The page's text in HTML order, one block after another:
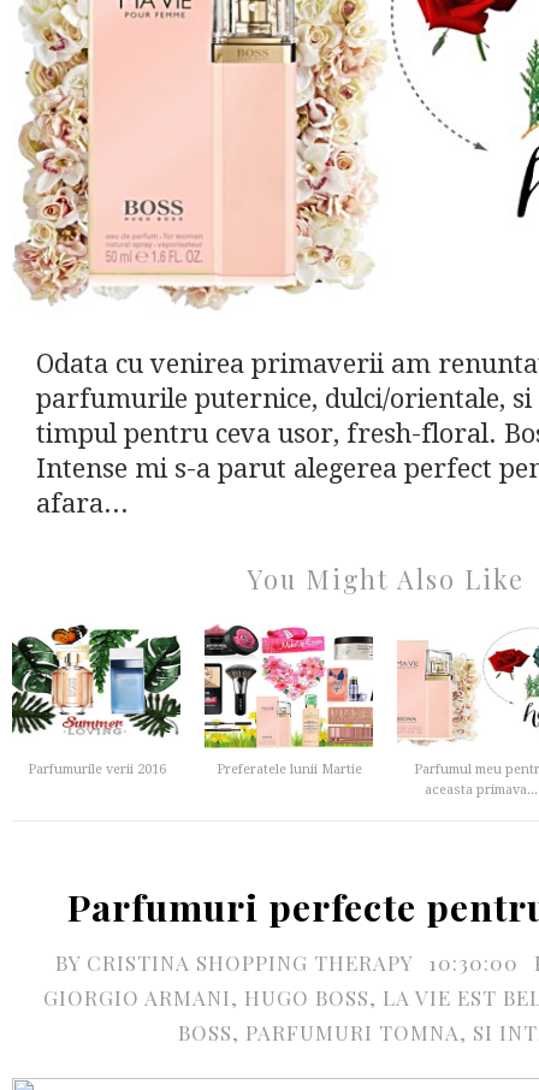
Odata cu venirea primaverii am
parfumurile puternice, dulci/orientale, si
timpul pentru ceva usor, fresh-floral.
Intense mi s-a parut alegerea perfect
afara...
You Might Also Like
Parfumurile verii 2016 Preferatele lunii Martie
Parfumul meu
aceasta primava...
Parfumuri perfecte
BY CRISTINA SHOPPING THERAPY 10:30:00
GIORGIO ARMANI, HUGO BOSS, LA VIE EST
BOSS, PARFUMURI TOMNA, SI